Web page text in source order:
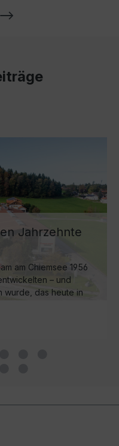
Jahrzehnte
am Chiemsee 1956
– und
wurde, das heute in